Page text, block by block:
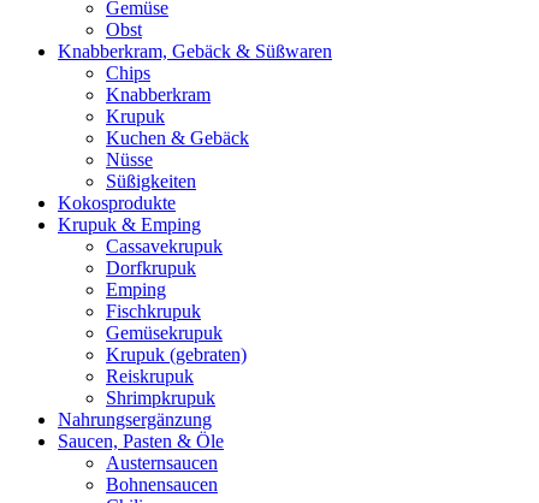
Gemüse
Obst
Knabberkram, Gebäck & Süßwaren
Chips
Knabberkram
Krupuk
Kuchen & Gebäck
Nüsse
Süßigkeiten
Kokosprodukte
Krupuk & Emping
Cassavekrupuk
Dorfkrupuk
Emping
Fischkrupuk
Gemüsekrupuk
Krupuk (gebraten)
Reiskrupuk
Shrimpkrupuk
Nahrungsergänzung
Saucen, Pasten & Öle
Austernsaucen
Bohnensaucen